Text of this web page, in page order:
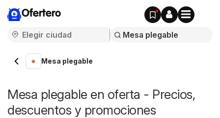
Ofertero
Mesa plegable
Mesa plegable en oferta - Precios,
descuentos y promociones